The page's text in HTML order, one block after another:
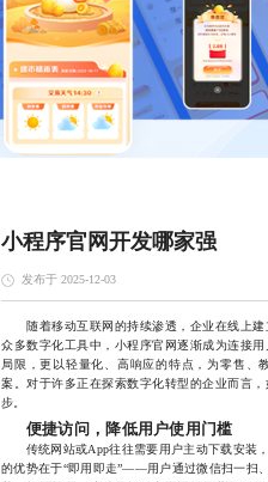
小程序官网开发哪家强
发布于 2025-12-03
随着移动互联网的持续渗透，企业在线上建
众多数字化工具中，小程序官网逐渐成为连接
局限，更以轻量化、高响应的特点，为零售、
案。对于许多正在探索数字化转型的企业而言
步。
便捷访问，降低用户使用门槛
传统网站或App往往需要用户主动下载安装
的优势在于“即用即走”——用户通过微信扫一扫